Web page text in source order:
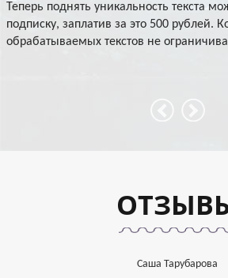
Теперь поднять уникальность текста
подписку, заплатив за это 500 рублей.
обрабатываемых текстов не
Саша Тарубарова